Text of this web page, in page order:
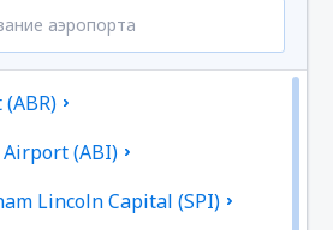
(ABI)
Lincoln Capital (SPI)